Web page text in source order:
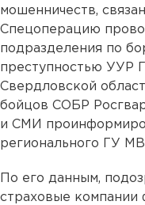
мошенничеств,
Спецоперацию
подразделения по
преступностью УУР
Свердловской
бойцов СОБР
и СМИ
регионального ГУ
По его данным,
страховые